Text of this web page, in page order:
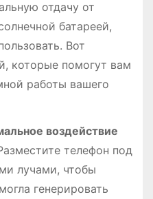
отдачу от
батареей,
Вот
которые помогут вам
работы вашего
воздействие
телефон под
лучами, чтобы
генерировать